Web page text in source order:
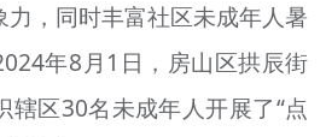
+
，同时丰富社区未成年人暑
年8月1日，房山区拱辰街
辖区30名未成年人开展了“点